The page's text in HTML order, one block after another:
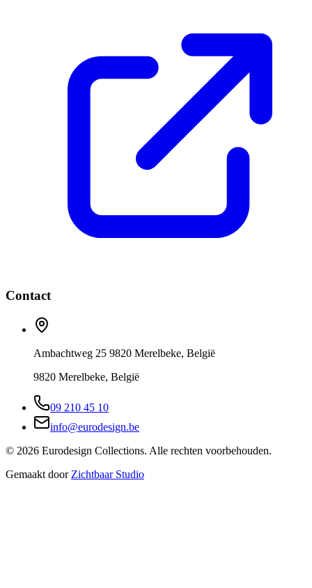
Contact
Ambachtweg 25 9820 Merelbeke, België
9820 Merelbeke, België
09 210 45 10
info@eurodesign.be
© 2026 Eurodesign Collections. Alle rechten voorbehouden.
Gemaakt door Zichtbaar Studio